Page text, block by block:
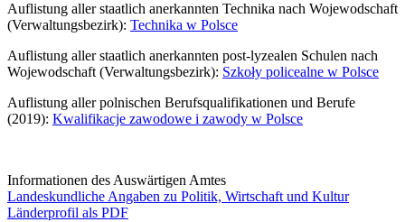
Auflistung aller staatlich anerkannten Technika nach Wojewodschaft
(Verwaltungsbezirk): Technika w Polsce
Auflistung aller staatlich anerkannten post-lyzealen Schulen nach
Wojewodschaft (Verwaltungsbezirk): Szkoły policealne w Polsce
Auflistung aller polnischen Berufsqualifikationen und Berufe
(2019): Kwalifikacje zawodowe i zawody w Polsce
Informationen des Auswärtigen Amtes
Landeskundliche Angaben zu Politik, Wirtschaft und Kultur
Länderprofil als PDF